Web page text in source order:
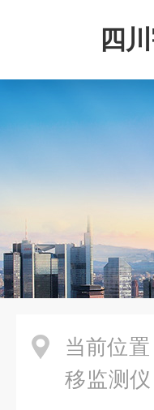
四
公司
当前位置
移监测仪